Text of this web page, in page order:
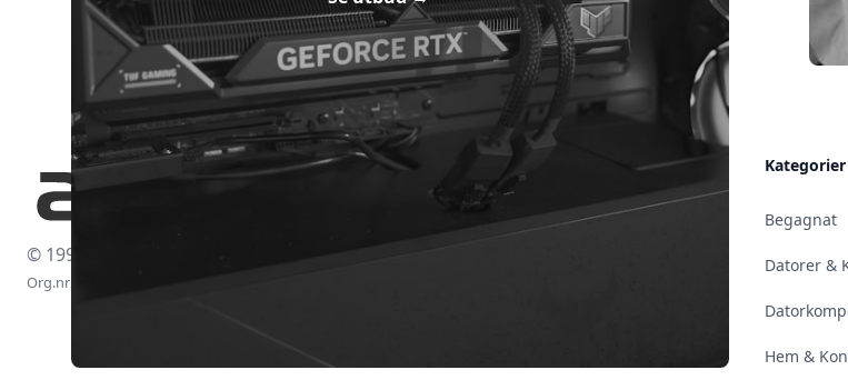
© 1997-2026
Org.nr: 556438-4260
Kontakt & Öppettider
Kategorier
Begagnat
Datorer &
Hem &